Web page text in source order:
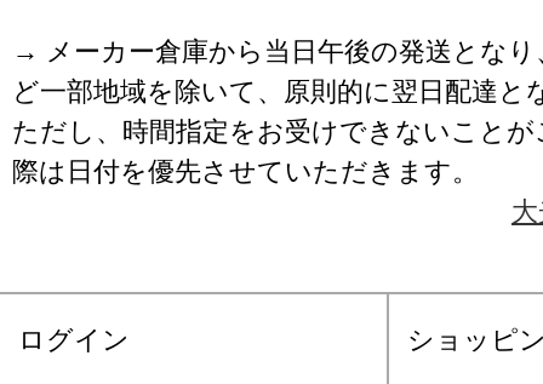
→ メーカー倉庫から当日午後の発送となり
ど一部地域を除いて、原則的に翌日配達と
ただし、時間指定をお受けできないこと
際は日付を優先させていただきます。
ログイン ショッピ